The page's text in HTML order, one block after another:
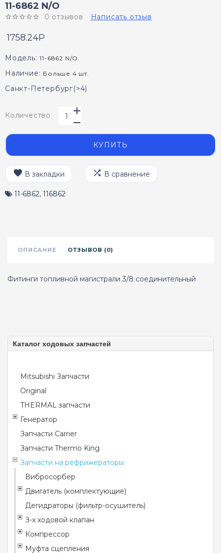
11-6862 N/O
0 отзывов Написать отзыв
1758.24P
Модель: 11-6862 N/O
Наличие: Больше 4 шт.
Санкт-Петербург(>4)
Количество
КУПИТЬ
В закладки В сравнение
11-6862, 116862
ОПИСАНИЕ ОТЗЫВОВ (0)
Фитинги топливной магистрали 3/8 соединительный
Каталог ходовых запчастей
Mitsubishi Запчасти
Original
THERMAL запчасти
Генератор
Запчасти Carrier
Запчасти Thermo King
Запчасти на рефрижераторы
Вибросорбер
Двигатель (комплектующие)
Дегидраторы (фильтр-осушитель)
З-х ходовой клапан
Компрессор
Муфта сцепления